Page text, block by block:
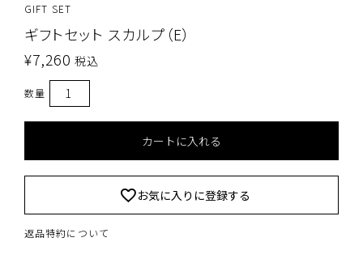
GIFT SET
ギフトセット スカルプ（E）
¥7,260 税込
お気に入りに登録する
カートに入れる
返品特約について